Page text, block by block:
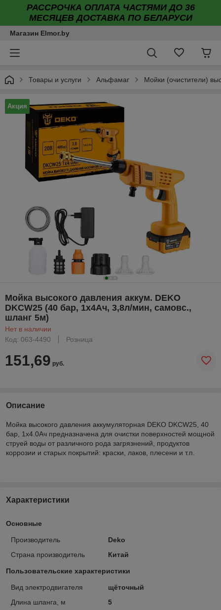
РАССРОЧКА ОПЛАТА ЧАСТЯМИ ДО 36
МЕСЯЦЕВ ДОСТАВКА ПО БЕЛАРУСИ
Магазин Elmor.by
Товары и услуги Альфамаг Мойки (очистители)
Акция
Мойка высокого давления аккум. DEKO
DKCW25 (40 бар, 1x4Ач, 3,8л/мин, самовс.,
шланг 5м)
Нет в наличии
Код: 063-4490
Розница
151,69 руб.
Описание
Мойка высокого давления аккумуляторная DEKO DKCW25, 40
бар, 1x4.0Ач предназначена для очистки поверхностей мощной
струей воды от различного рода загрязнений, продуктов
коррозии и старых покрытий: краски, лаков, плесени и т.п.
Характеристики
Основные
Производитель
Deko
Страна производитель
Китай
Пользовательские характеристики
Вид электродвигателя
щёточный
Длина шланга, м
5